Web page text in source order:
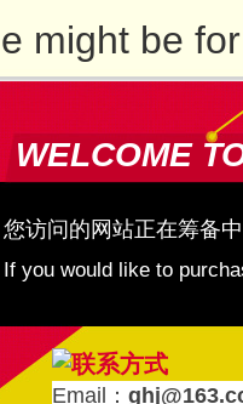
might be
WELCOME
您访问的网站正在筹备
If you would like to
Email：